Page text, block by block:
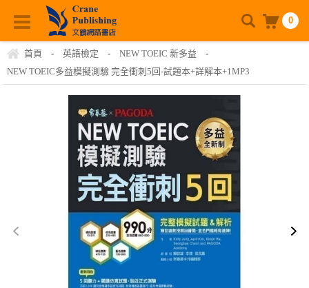
0
首頁 - 英語檢定 - NEW TOEIC 新多益
-
NEW TOEIC多益模擬測驗 完全衝刺5回-試題本+詳解本+1MP3